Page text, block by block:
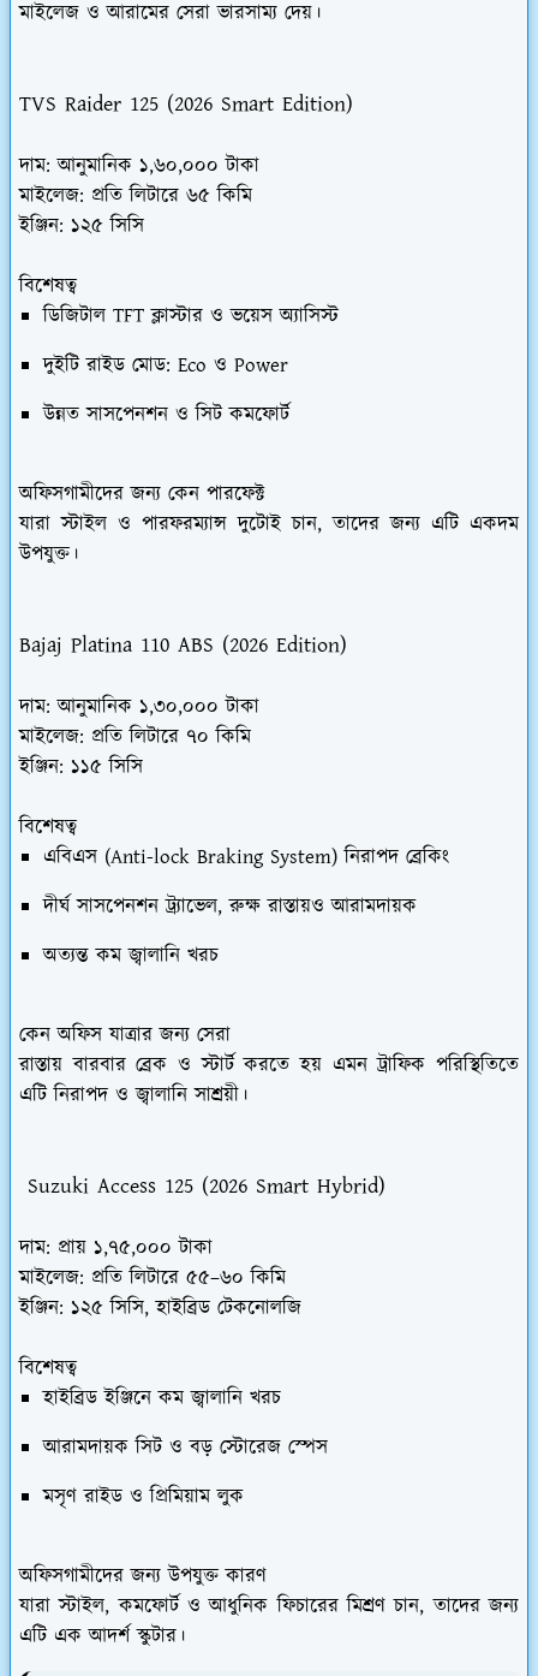
মাইলেজ ও আরামের সেরা ভারসাম্য দেয়।
TVS Raider 125 (2026 Smart Edition)
দাম:আনুমানিক ১,৬০,০০০ টাকা
মাইলেজ: প্রতি লিটারে ৬৫ কিমি
ইঞ্জিন: ১২৫ সিসি
বিশেষত্ব
ডিজিটাল TFT ক্লাস্টার ও ভয়েস অ্যাসিস্ট
দুইটি রাইড মোড: Eco ও Power
উন্নত সাসপেনশন ও সিট কমফোর্ট
অফিসগামীদের জন্য কেন পারফেক্ট
যারা স্টাইল ও পারফরম্যান্স দুটোই চান, তাদের জন্য এটি একদম
উপযুক্ত।
Bajaj Platina 110 ABS (2026 Edition)
দাম: আনুমানিক ১,৩০,০০০ টাকা
মাইলেজ: প্রতি লিটারে ৭০ কিমি
ইঞ্জিন: ১১৫ সিসি
বিশেষত্ব
এবিএস (Anti-lock Braking System) নিরাপদ ব্রেকিং
দীর্ঘ সাসপেনশন ট্র্যাভেল, রুক্ষ রাস্তায়ও আরামদায়ক
অত্যন্ত কম জ্বালানি খরচ
কেন অফিস যাত্রার জন্য সেরা
রাস্তায় বারবার ব্রেক ও স্টার্ট করতে হয় এমন ট্রাফিক পরিস্থিতিতে
এটি নিরাপদ ও জ্বালানি সাশ্রয়ী।
Suzuki Access 125 (2026 Smart Hybrid)
দাম: প্রায় ১,৭৫,০০০ টাকা
মাইলেজ: প্রতি লিটারে ৫৫–৬০ কিমি
ইঞ্জিন: ১২৫ সিসি, হাইব্রিড টেকনোলজি
বিশেষত্ব
হাইব্রিড ইঞ্জিনে কম জ্বালানি খরচ
আরামদায়ক সিট ও বড় স্টোরেজ স্পেস
মসৃণ রাইড ও প্রিমিয়াম লুক
অফিসগামীদের জন্য উপযুক্ত কারণ
যারা স্টাইল, কমফোর্ট ও আধুনিক ফিচারের মিশ্রণ চান, তাদের জন্য
এটি এক আদর্শ স্কুটার।